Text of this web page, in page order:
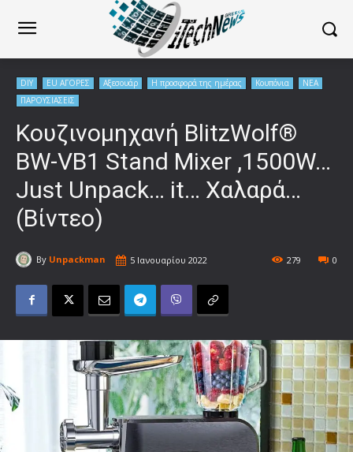
DIY EU ΑΓΟΡΕΣ Αξεσουάρ Η προσφορά της ημέρας Κουπόνια
ΝΕΑ
ΠΑΡΟΥΣΙΑΣΕΙΣ
Κουζινομηχανή BlitzWolf®
BW-VB1 Stand Mixer ,1500W…
Just Unpack… it… Χαλαρά…
(Βίντεο)
By Unpackman 5 Ιανουαρίου 2022 0
279